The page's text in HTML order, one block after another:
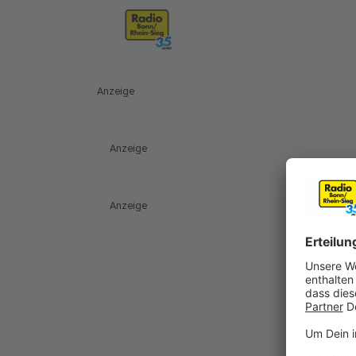
Anzeige
Anzeige
Anzeige